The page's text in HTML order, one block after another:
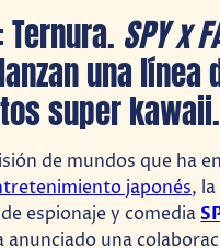
SPY x
una línea
super kawaii.
de mundos que ha
japonés,
espionaje y comedia
anunciado una